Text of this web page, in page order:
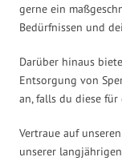
gerne ein
Bedürfnissen und
Darüber hinaus
Entsorgung von
an, falls du diese
Vertraue auf
unserer